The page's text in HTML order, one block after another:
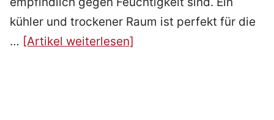
kühler und trockener Raum ist perfekt für die
… [Artikel weiterlesen]